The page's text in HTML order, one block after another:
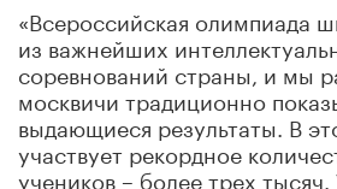
«Всероссийская олимпиада
из важнейших
соревнований страны, и мы
москвичи традиционно
выдающиеся результаты. В
участвует рекордное
учеников – более трех